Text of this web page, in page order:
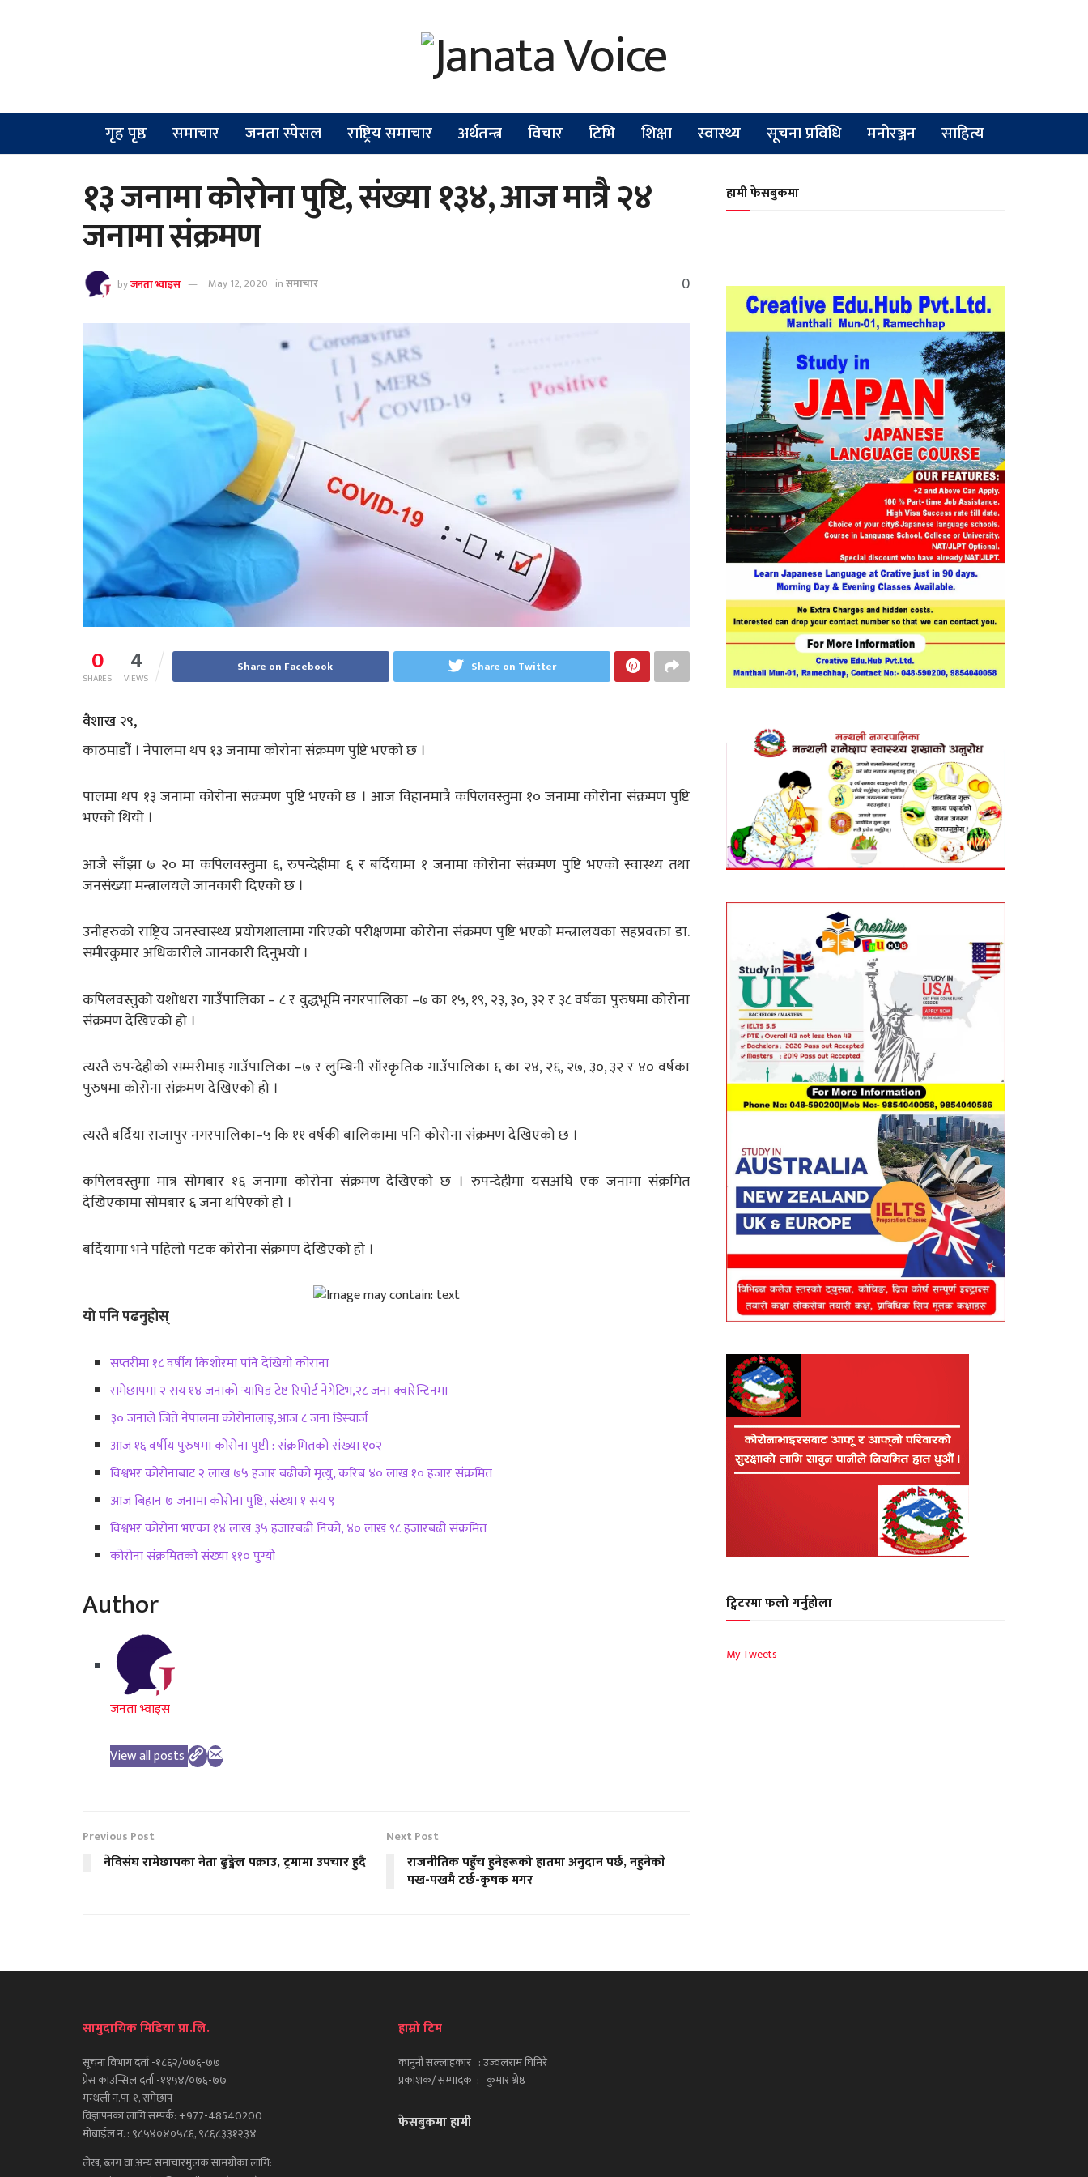
गृह पृष्ठ समाचार जनता स्पेसल राष्ट्रिय समाचार अर्थतन्त्र विचार टिभि शिक्षा स्वास्थ्य सूचना प्रविधि मनोरञ्जन साहित्य
१३ जनामा कोरोना पुष्टि, संख्या १३४, आज मात्रै २४
जनामा संक्रमण
byजनता भ्वाइस May 12, 2020 inसमाचार 0
0
SHARES 4
VIEWS
Share on Facebook Share on Twitter
वैशाख २९,
काठमाडौं । नेपालमा थप १३ जनामा कोरोना संक्रमण पुष्टि भएको छ ।
पालमा थप १३ जनामा कोरोना संक्रमण पुष्टि भएको छ । आज विहानमात्रै कपिलवस्तुमा १० जनामा कोरोना संक्रमण पुष्टि
भएको थियो ।
आजै साँझा ७ २० मा कपिलवस्तुमा ६, रुपन्देहीमा ६ र बर्दियामा १ जनामा कोरोना संक्रमण पुष्टि भएको स्वास्थ्य तथा
जनसंख्या मन्त्रालयले जानकारी दिएको छ ।
उनीहरुको राष्ट्रिय जनस्वास्थ्य प्रयोगशालामा गरिएको परीक्षणमा कोरोना संक्रमण पुष्टि भएको मन्त्रालयका सहप्रवक्ता डा.
समीरकुमार अधिकारीले जानकारी दिनुभयो ।
कपिलवस्तुको यशोधरा गाउँपालिका – ८ र वुद्धभूमि नगरपालिका –७ का १५, १९, २३, ३०, ३२ र ३८ वर्षका पुरुषमा कोरोना
संक्रमण देखिएको हो ।
त्यस्तै रुपन्देहीको सम्मरीमाइ गाउँपालिका‍ –७ र लुम्बिनी साँस्कृतिक गाउँपालिका ६ का २४, २६, २७, ३०, ३२ र ४० वर्षका
पुरुषमा कोरोना संक्रमण देखिएको हो ।
त्यस्तै बर्दिया राजापुर नगरपालिका–५ कि ११ वर्षकी बालिकामा पनि कोरोना संक्रमण देखिएको छ ।
कपिलवस्तुमा मात्र सोमबार १६ जनामा कोरोना संक्रमण देखिएको छ । रुपन्देहीमा यसअघि एक जनामा संक्रमित
देखिएकामा सोमबार ६ जना थपिएको हो ।
बर्दियामा भने पहिलो पटक कोरोना संक्रमण देखिएको हो ।
याे पनि पढनुहाेस्
सप्तरीमा १८ वर्षीय किशोरमा पनि देखियो कोराना
रामेछापमा २ सय १४ जनाको र्‍यापिड टेष्ट रिपोर्ट नेगेटिभ,२८ जना क्वारेन्टिनमा
३० जनाले जिते नेपालमा कोरोनालाइ,आज ८ जना डिस्चार्ज
आज १६ वर्षीय पुरुषमा कोरोना पुष्टी : संक्रमितको संख्या १०२
विश्वभर कोरोनाबाट २ लाख ७५ हजार बढीको मृत्यु, करिब ४० लाख १० हजार संक्रमित
आज बिहान ७ जनामा कोरोना पुष्टि, संख्या १ सय ९
विश्वभर कोरोना भएका १४ लाख ३५ हजारबढी निको, ४० लाख ९८ हजारबढी संक्रमित
कोरोना संक्रमितको संख्या ११० पुग्यो
Author
जनता भ्वाइस
View all posts
Previous Post
नेविसंघ रामेछापका नेता ढुङ्गेल पक्राउ, ट्रमामा उपचार हुदै
Next Post
राजनीतिक पहुँच हुनेहरूको हातमा अनुदान पर्छ, नहुनेकाे
पख-पखमै टर्छ-कृषक मगर
हामी फेसबुकमा
ट्विटरमा फलो गर्नुहोला
My Tweets
सामुदायिक मिडिया प्रा.लि.
सूचना विभाग दर्ता -१८६२/०७६-७७
प्रेस काउन्सिल दर्ता -११५४/०७६-७७
मन्थली न.पा. १, रामेछाप
विज्ञापनका लागि सम्पर्क: +977-48540200
मोबाईल नं. : ९८५४०४०५८६, ९८६८३३१२३४
लेख, ब्लग वा अन्य समाचारमुलक सामग्रीका लागि:
हाम्रो टिम
कानुनी सल्लाहकार : उज्वलराम घिमिरे
प्रकाशक/ सम्पादक : कुमार श्रेष्ठ
फेसबुकमा हामी